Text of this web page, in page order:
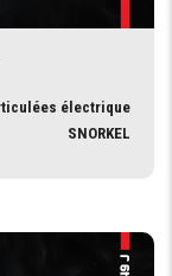
électrique
SNORKEL